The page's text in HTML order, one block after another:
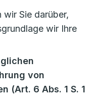
wir Sie darüber,
wir Ihre
von
(Art. 6 Abs. 1 S. 1